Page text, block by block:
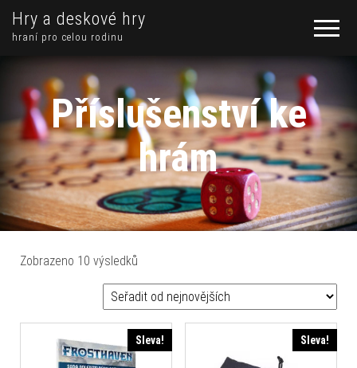
Hry a deskové hry
hraní pro celou rodinu
Příslušenství ke
hrám
Zobrazeno 10 výsledků
Sleva! Sleva!